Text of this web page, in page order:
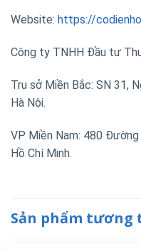
Website: https://
Công ty TNHH Đầu tư
Trụ sở Miền Bắc: SN 31,
Hà Nội.
VP Miền Nam: 480
Hồ Chí Minh.
Sản phẩm tương